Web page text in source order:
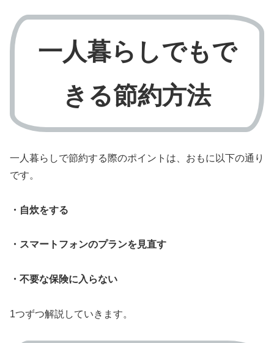
一人暮らしでもで
きる節約方法
一人暮らしで節約する際のポイントは、おもに以下の通り
です。
・自炊をする
・スマートフォンのプランを見直す
・不要な保険に入らない
1つずつ解説していきます。